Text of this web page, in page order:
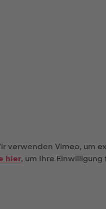
verwenden Vimeo, um
hier, um Ihre